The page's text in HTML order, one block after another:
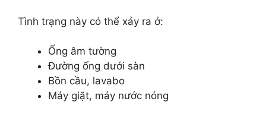
Tình trạng này có thể xảy ra ở:
Ống âm tường
Đường ống dưới sàn
Bồn cầu, lavabo
Máy giặt, máy nước nóng